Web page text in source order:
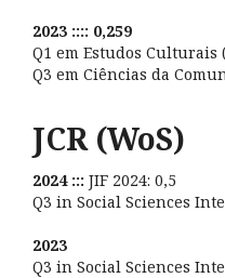
2023 :::: 0,259
Q1 em Estudos
Q3 em Ciências da
JCR (WoS)
2024 ::: JIF 2024: 0,5
Q3 in Social Sciences
2023
Q3 in Social Sciences